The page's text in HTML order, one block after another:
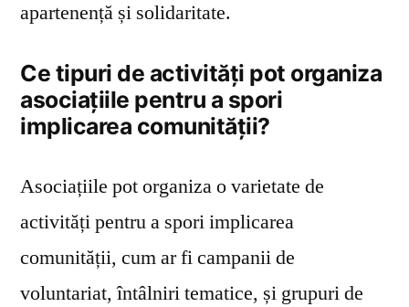
apartenență și solidaritate.
Ce tipuri de activități pot organiza
asociațiile pentru a spori
implicarea comunității?
Asociațiile pot organiza o varietate de
activități pentru a spori implicarea
comunității, cum ar fi campanii de
voluntariat, întâlniri tematice, și grupuri de